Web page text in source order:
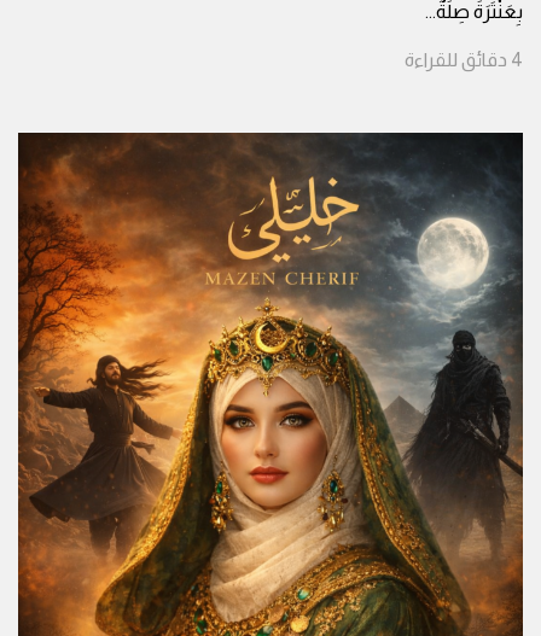
بِعَنْتَرَةَ صِلَةٌ...
4 دقائق للقراءة